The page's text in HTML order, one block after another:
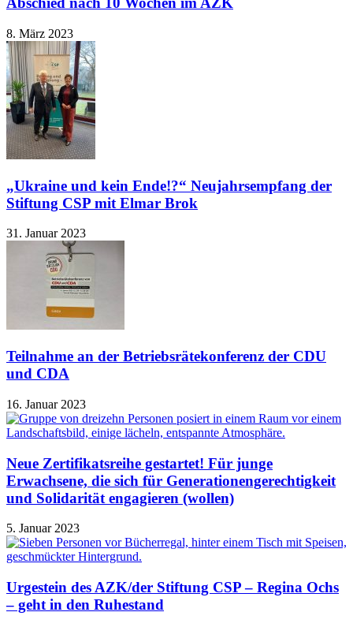
8. März 2023
„Ukraine und kein Ende!?“ Neujahrsempfang der
Stiftung CSP mit Elmar Brok
31. Januar 2023
Teilnahme an der Betriebsrätekonferenz der CDU
und CDA
16. Januar 2023
Neue Zertifikatsreihe gestartet! Für junge
Erwachsene, die sich für Generationengerechtigkeit
und Solidarität engagieren (wollen)
5. Januar 2023
Urgestein des AZK/der Stiftung CSP – Regina Ochs
– geht in den Ruhestand